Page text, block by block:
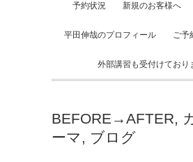
予約状況 新規のお客様へ
平田伸哉のプロフィール ご予
外部講習も受付けており
BEFORE→AFTER,
ーマ , ブログ